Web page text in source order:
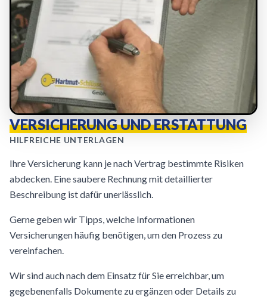
VERSICHERUNG UND ERSTATTUNG
HILFREICHE UNTERLAGEN
Ihre Versicherung kann je nach Vertrag bestimmte Risiken
abdecken. Eine saubere Rechnung mit detaillierter
Beschreibung ist dafür unerlässlich.
Gerne geben wir Tipps, welche Informationen
Versicherungen häufig benötigen, um den Prozess zu
vereinfachen.
Wir sind auch nach dem Einsatz für Sie erreichbar, um
gegebenenfalls Dokumente zu ergänzen oder Details zu